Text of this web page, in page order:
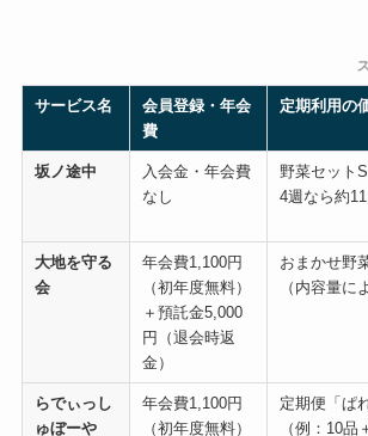
サービス名
会員登録・年会
費
定期利用の
坂ノ途中
入会金・年会費
なし
野菜セット
4週なら約
大地を守る
会
年会費1,100円
（初年度無料）
＋預託金5,000
円（退会時返
金）
おまかせ野
（内容量に
らでぃっし
ゅぼーや
年会費1,100円
（初年度無料）
定期便「ぱ
（例：10